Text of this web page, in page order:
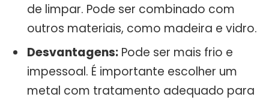
de limpar. Pode ser combinado com
outros materiais, como madeira e vidro.
Desvantagens: Pode ser mais frio e
impessoal. É importante escolher um
metal com tratamento adequado para